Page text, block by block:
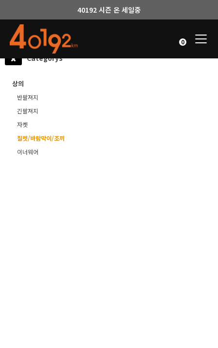
40192 시즌 온 세일중
0
Categorys
상의
반팔져지
긴팔져지
자켓
질렛/바람막이/조끼
이너웨어